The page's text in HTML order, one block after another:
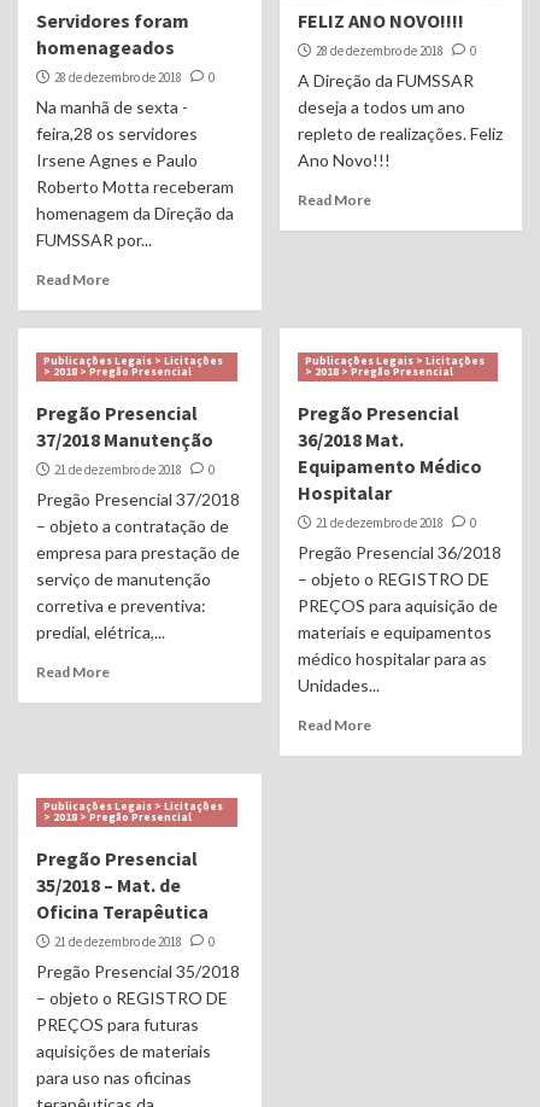
Servidores foram
homenageados
28 de dezembro de 2018 0
Na manhã de sexta -
feira,28 os servidores
Irsene Agnes e Paulo
Roberto Motta receberam
homenagem da Direção da
FUMSSAR por...
Read More
FELIZ ANO NOVO!!!!
28 de dezembro de 2018 0
A Direção da FUMSSAR
deseja a todos um ano
repleto de realizações. Feliz
Ano Novo!!!
Read More
Publicações Legais > Licitações
> 2018 > Pregão Presencial
Pregão Presencial
37/2018 Manutenção
21 de dezembro de 2018 0
Pregão Presencial 37/2018
– objeto a contratação de
empresa para prestação de
serviço de manutenção
corretiva e preventiva:
predial, elétrica,...
Read More
Publicações Legais > Licitações
> 2018 > Pregão Presencial
Pregão Presencial
36/2018 Mat.
Equipamento Médico
Hospitalar
21 de dezembro de 2018 0
Pregão Presencial 36/2018
– objeto o REGISTRO DE
PREÇOS para aquisição de
materiais e equipamentos
médico hospitalar para as
Unidades...
Read More
Publicações Legais > Licitações
> 2018 > Pregão Presencial
Pregão Presencial
35/2018 – Mat. de
Oficina Terapêutica
21 de dezembro de 2018 0
Pregão Presencial 35/2018
– objeto o REGISTRO DE
PREÇOS para futuras
aquisições de materiais
para uso nas oficinas